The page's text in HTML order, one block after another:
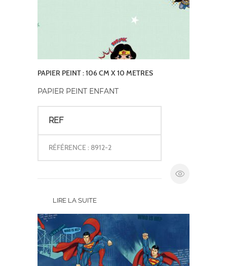
PAPIER PEINT : 106 CM X 10 METRES
PAPIER PEINT ENFANT
REF
RÉFÉRENCE : 8912-2
LIRE LA SUITE